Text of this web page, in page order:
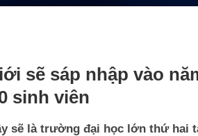
sẽ sáp nhập vào
sinh viên
sẽ là trường đại học lớn thứ hai